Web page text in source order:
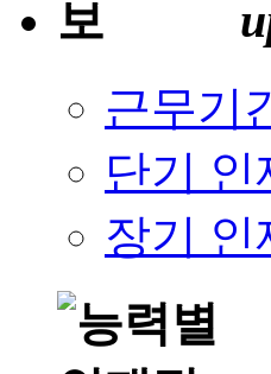
근무기
단기 인
장기 인